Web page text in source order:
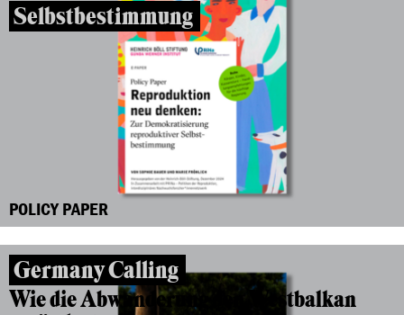
Selbstbestimmung
POLICY PAPER
Germany Calling
Wie die Abwanderung den Westbalkan